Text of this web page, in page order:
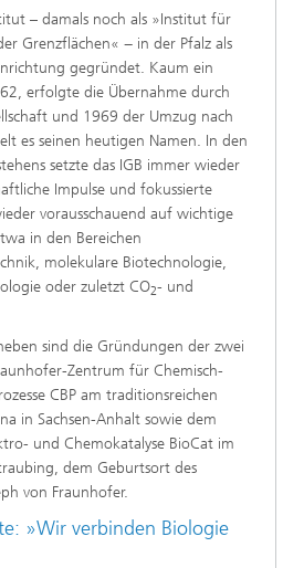
– damals noch als »Institut für
Grenzflächen« − in der Pfalz als
gegründet. Kaum ein
erfolgte die Übernahme durch
und 1969 der Umzug nach
es seinen heutigen Namen. In den
setzte das IGB immer wieder
Impulse und fokussierte
vorausschauend auf wichtige
in den Bereichen
molekulare Biotechnologie,
oder zuletzt CO2- und
sind die Gründungen der zwei
Zentrum für Chemisch-
CBP am traditionsreichen
in Sachsen-Anhalt sowie dem
und Chemokatalyse BioCat im
dem Geburtsort des
von Fraunhofer.
»Wir verbinden Biologie